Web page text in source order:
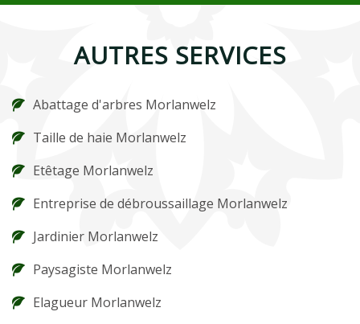
AUTRES SERVICES
Abattage d'arbres Morlanwelz
Taille de haie Morlanwelz
Etêtage Morlanwelz
Entreprise de débroussaillage Morlanwelz
Jardinier Morlanwelz
Paysagiste Morlanwelz
Elagueur Morlanwelz